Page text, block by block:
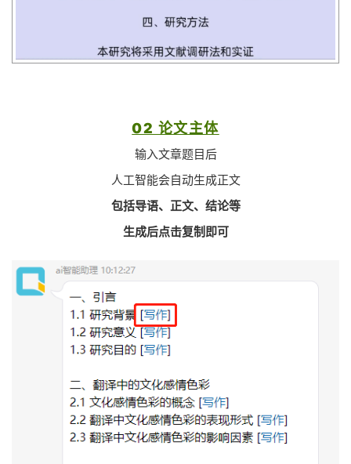
02 论文主体
输入文章题目后
人工智能会自动生成正文
包括导语、正文、结论等
生成后点击复制即可